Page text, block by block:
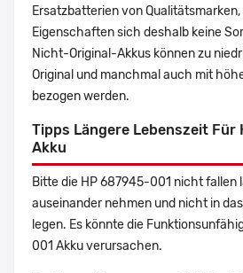
Ersatzbatterien von
Eigenschaften sich deshalb keine
Nicht-Original-Akkus können zu
Original und manchmal auch mit
bezogen werden.
Tipps Längere Lebenszeit Für
Akku
Bitte die HP 687945-001 nicht fallen
auseinander nehmen und nicht in
legen. Es könnte die
001 Akku verursachen.